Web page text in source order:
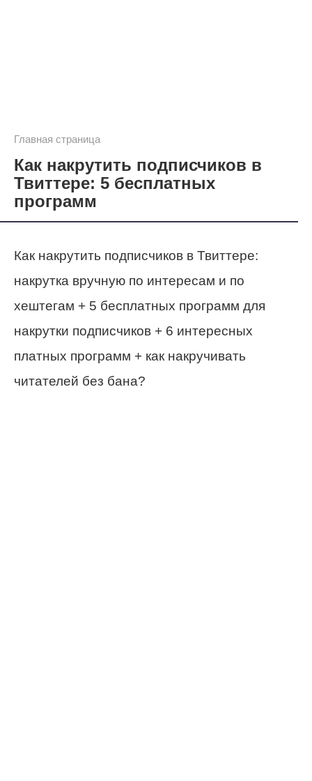
Главная страница
Как накрутить подписчиков в
Твиттере: 5 бесплатных
программ
Как накрутить подписчиков в Твиттере:
накрутка вручную по интересам и по
хештегам + 5 бесплатных программ для
накрутки подписчиков + 6 интересных
платных программ + как накручивать
читателей без бана?